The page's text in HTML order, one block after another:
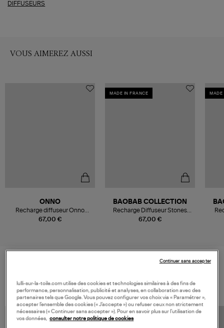
DIFFUSEURS
VOUS AIMEREZ AUSSI
67,00 €
ONNO
Recharge diffuseur Onno
500ml Sauge
MADE IN FRANCE
67,00 €
BAOBAB COLLECTION
Recharge Diffuseur Stones
Marble, 500ml
MADE
lulli-sur-la-toile.com utilise des cookies et technologies similaires à des fins de
performance, personnalisation, publicité et analyses, en collaboration avec des
partenaires tels que Google. Vous pouvez configurer vos choix via « Paramétrer »,
accepter l’ensemble des cookies (« J’accepte ») ou refuser ceux non strictement
nécessaires (« Continuer sans accepter »). Pour en savoir plus sur l’utilisation de
vos données, consulter notre politique de cookies
Continuer sans accepter